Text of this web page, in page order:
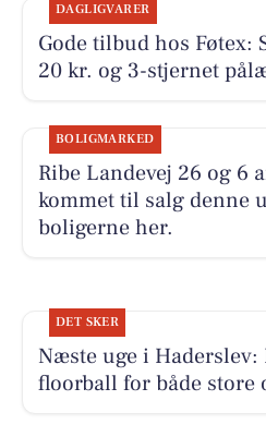
DAGLIGVARER
Gode tilbud hos Føtex:
20 kr. og 3-stjernet
BOLIGMARKED
Ribe Landevej 26 og 6
kommet til salg denne
boligerne her.
DET SKER
Næste uge i
floorball for både store